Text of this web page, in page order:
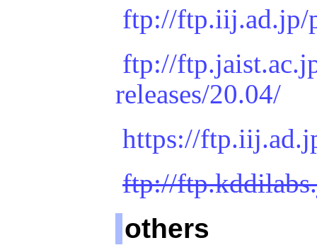
ftp://ftp.iij.ad.jp/
ftp://
releases/20.04/
https://
ftp://
others